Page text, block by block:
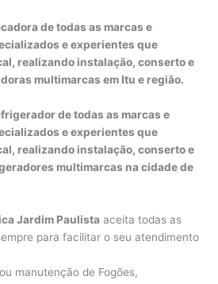
de todas as marcas e
e experientes que
realizando instalação, conserto e
multimarcas em Itu e região.
de todas as marcas e
e experientes que
realizando instalação, conserto e
multimarcas na cidade de
Jardim Paulista aceita todas as
para facilitar o seu atendimento
manutenção de Fogões,